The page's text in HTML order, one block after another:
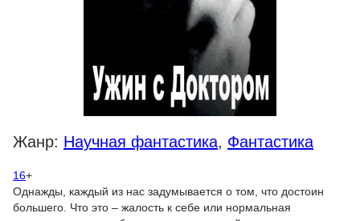
Жанр: Научная фантастика, Фантастика
16+
Однажды, каждый из нас задумывается о том, что достоин
большего. Что это – жалость к себе или нормальная